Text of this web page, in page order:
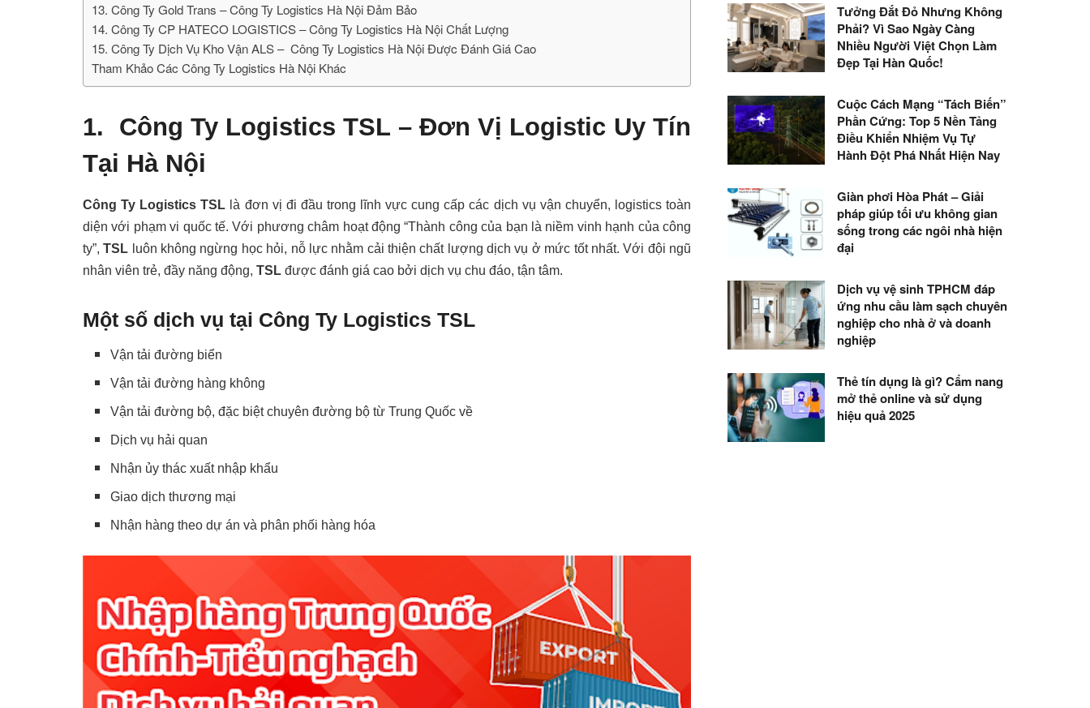
13. Công Ty Gold Trans – Công Ty Logistics Hà Nội Đảm Bảo
14. Công Ty CP HATECO LOGISTICS – Công Ty Logistics Hà Nội Chất Lượng
15. Công Ty Dịch Vụ Kho Vận ALS – Công Ty Logistics Hà Nội Được Đánh Giá Cao
Tham Khảo Các Công Ty Logistics Hà Nội Khác
1.
Công Ty Logistics TSL – Đơn Vị Logistic Uy Tín
Tại Hà Nội
Công Ty Logistics TSL là đơn vị đi đầu trong lĩnh vực cung cấp các dịch vụ vận chuyển, logistics toàn
diện với phạm vi quốc tế. Với phương châm hoạt động “Thành công của bạn là niềm vinh hạnh của công
ty”,TSL luôn không ngừng học hỏi, nỗ lực nhằm cải thiện chất lượng dịch vụ ở mức tốt nhất. Với đội ngũ
nhân viên trẻ, đầy năng động, TSL được đánh giá cao bởi dịch vụ chu đáo, tận tâm.
Một số dịch vụ tại Công Ty Logistics TSL
Vận tải đường biển
Vận tải đường hàng không
Vận tải đường bộ, đặc biệt chuyên đường bộ từ Trung Quốc về
Dịch vụ hải quan
Nhận ủy thác xuất nhập khẩu
Giao dịch thương mại
Nhận hàng theo dự án và phân phối hàng hóa
Tưởng Đắt Đỏ Nhưng Không
Phải? Vì Sao Ngày Càng
Nhiều Người Việt Chọn Làm
Đẹp Tại Hàn Quốc!
Cuộc Cách Mạng “Tách Biến”
Phần Cứng: Top 5 Nền Tảng
Điều Khiển Nhiệm Vụ Tự
Hành Đột Phá Nhất Hiện Nay
Giàn phơi Hòa Phát – Giải
pháp giúp tối ưu không gian
sống trong các ngôi nhà hiện
đại
Dịch vụ vệ sinh TPHCM đáp
ứng nhu cầu làm sạch chuyên
nghiệp cho nhà ở và doanh
nghiệp
Thẻ tín dụng là gì? Cẩm nang
mở thẻ online và sử dụng
hiệu quả 2025